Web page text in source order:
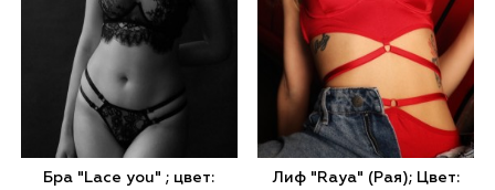
Бра "Lace you" ; цвет:
Лиф "Raya" (Рая); Цвет: